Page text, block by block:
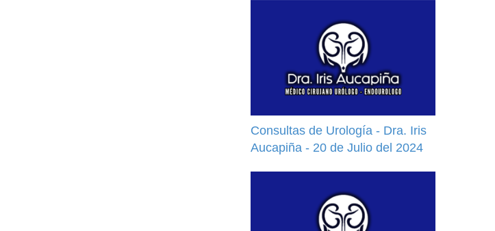
Consultas de Urología - Dra. Iris
Aucapiña - 20 de Julio del 2024